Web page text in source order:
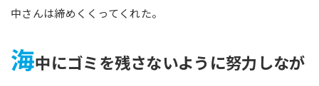
中さんは締めくくってくれた。
海中にゴミを残さないように努力しなが